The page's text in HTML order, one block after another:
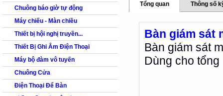
Chuông báo giờ tự động
Máy chiếu - Màn chiều
Thiết bị hội nghị truyền...
Thiết Bị Ghi Âm Điện Thoại
Máy bộ đàm vô tuyến
Chuông Cửa
Điện Thoại Để Bàn
Tổng quan Thông số
Bàn giám sát
Bàn giám sát
Dùng cho tổng